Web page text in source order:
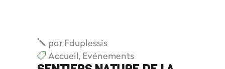
par Fduplessis
Accueil, Evénements